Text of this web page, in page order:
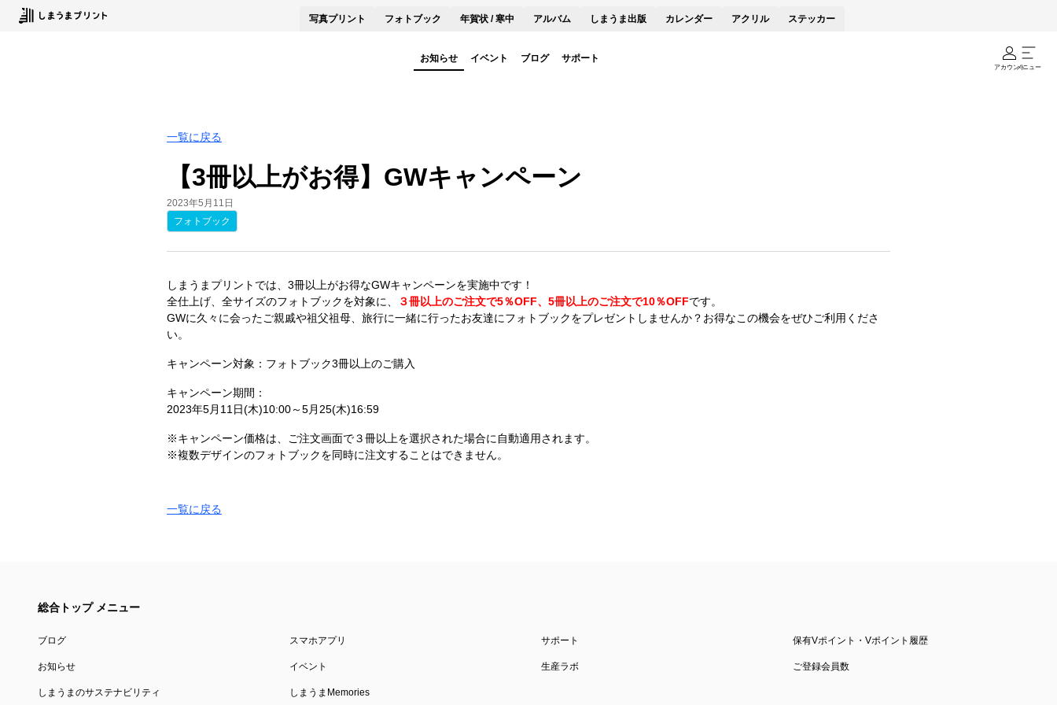
写真プリント フォトブック 年賀状 / 寒中 アルバム しまうま出版 カレンダー アクリル ステッカー
お知らせ イベント ブログ サポート
アカウントメニュー
一覧に戻る
【3冊以上がお得】GWキャンペーン
2023年5月11日
フォトブック
しまうまプリントでは、3冊以上がお得なGWキャンペーンを実施中です！
全仕上げ、全サイズのフォトブックを対象に、
３冊以上のご注文で5％OFF、5冊以上のご注文で10％OFFです。
GWに久々に会ったご親戚や祖父祖母、旅行に一緒に行ったお友達にフォトブックをプレゼントしませんか？お得なこの機会をぜひご利用くださ
い。
キャンペーン対象：フォトブック3冊以上のご購入
キャンペーン期間：
2023年5月11日(木)10:00～5月25(木)16:59
※キャンペーン価格は、ご注文画面で３冊以上を選択された場合に自動適用されます。
※複数デザインのフォトブックを同時に注文することはできません。
一覧に戻る
総合トップ メニュー
ブログ スマホアプリ サポート 保有Vポイント・Vポイント履歴
お知らせ イベント 生産ラボ ご登録会員数
しまうまのサステナビリティ しまうまMemories